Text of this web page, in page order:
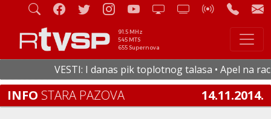
91.5 MHz
545 MTS
655 Supernova
VESTI: I danas pik toplotnog talasa • Apel na
INFO STARA PAZOVA 14.11.2014.